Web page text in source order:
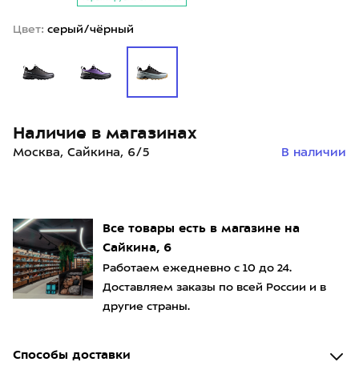
Все товары есть в магазине на
Сайкина, 6
Работаем ежедневно с 10 до 24.
Доставляем заказы по всей России и в
другие страны.
Способы доставки
Цвет: серый/чёрный
Наличие в магазинах
Москва, Сайкина, 6/5 В наличии